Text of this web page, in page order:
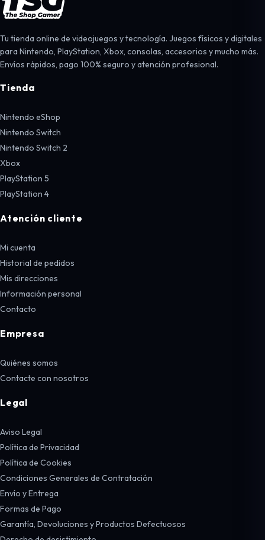
Tu tienda online de videojuegos y tecnología. Juegos físicos y digitales
para Nintendo, PlayStation, Xbox, consolas, accesorios y mucho más.
Envíos rápidos, pago 100% seguro y atención profesional.
Tienda
Nintendo eShop
Nintendo Switch
Nintendo Switch 2
Xbox
PlayStation 5
PlayStation 4
Atención cliente
Mi cuenta
Historial de pedidos
Mis direcciones
Información personal
Contacto
Empresa
Quiénes somos
Contacte con nosotros
Legal
Aviso Legal
Política de Privacidad
Política de Cookies
Condiciones Generales de Contratación
Envío y Entrega
Formas de Pago
Garantía, Devoluciones y Productos Defectuosos